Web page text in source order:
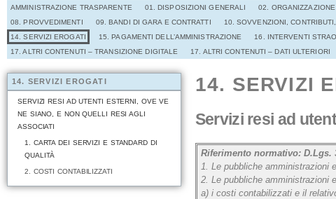
AMMINISTRAZIONE TRASPARENTE 01. DISPOSIZIONI GENERALI 02. ORGANIZZAZIONE
08. PROVVEDIMENTI
09. BANDI DI GARA E CONTRATTI 10. SOVVENZIONI,
14. SERVIZI EROGATI
15. PAGAMENTI DELL’AMMINISTRAZIONE 16. INTERVENTI
17. ALTRI CONTENUTI – TRANSIZIONE DIGITALE
17. ALTRI CONTENUTI – DATI ULTERIORI
14. SERVIZI EROGATI
SERVIZI RESI AD UTENTI ESTERNI, OVE VE
NE SIANO, E NON QUELLI RESI AGLI
ASSOCIATI
1. CARTA DEI SERVIZI E STANDARD DI
QUALITÀ
2. COSTI CONTABILIZZATI
14. SERVIZI
Servizi resi ad
Riferimento normativo: D.Lgs.
1. Le pubbliche amministrazioni
2. Le pubbliche amministrazioni
a) i costi contabilizzati e il